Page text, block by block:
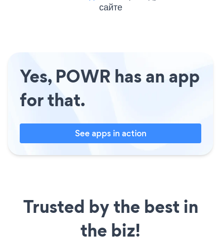
сайте
Yes, POWR has an app
for that.
See apps in action
Trusted by the best in
the biz!